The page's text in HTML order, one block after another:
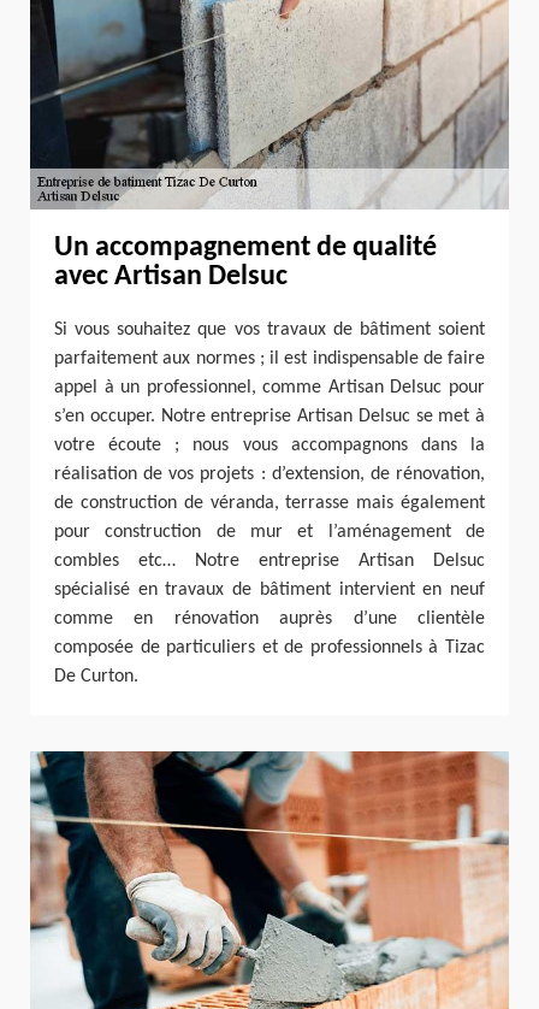
Un accompagnement de qualité
avec Artisan Delsuc
Si vous souhaitez que vos travaux de bâtiment soient
parfaitement aux normes ; il est indispensable de faire
appel à un professionnel, comme Artisan Delsuc pour
s’en occuper. Notre entreprise Artisan Delsuc se met à
votre écoute ; nous vous accompagnons dans la
réalisation de vos projets : d’extension, de rénovation,
de construction de véranda, terrasse mais également
pour construction de mur et l’aménagement de
combles etc… Notre entreprise Artisan Delsuc
spécialisé en travaux de bâtiment intervient en neuf
comme en rénovation auprès d’une clientèle
composée de particuliers et de professionnels à Tizac
De Curton.